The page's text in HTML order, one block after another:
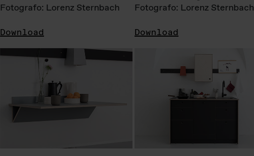
Fotografo: Lorenz Sternbach
Download
Fotografo: Lorenz Sternbach
Download